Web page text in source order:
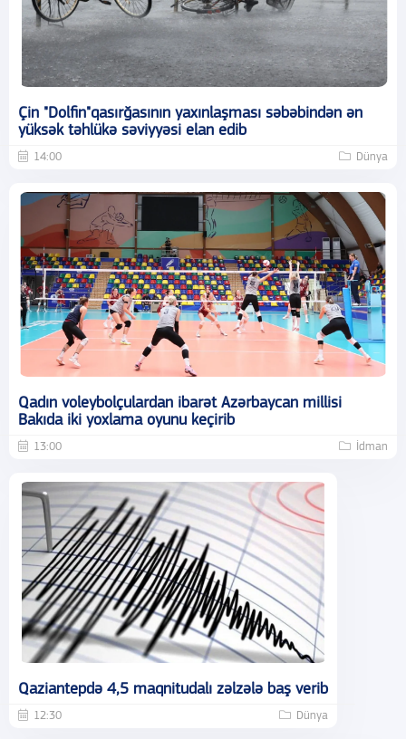
Çin "Dolfin"qasırğasının yaxınlaşması səbəbindən ən
yüksək təhlükə səviyyəsi elan edib
14:00 Dünya
Qadın voleybolçulardan ibarət Azərbaycan millisi
Bakıda iki yoxlama oyunu keçirib
13:00 İdman
Qaziantepdə 4,5 maqnitudalı zəlzələ baş verib
12:30 Dünya